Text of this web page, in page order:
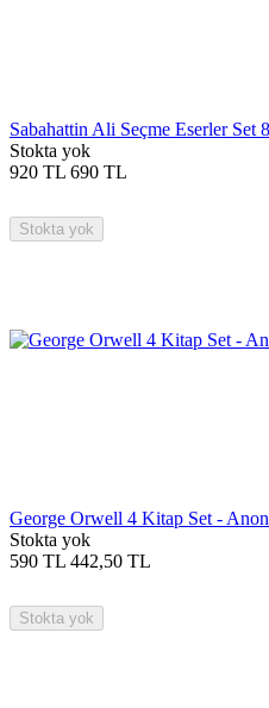
Sabahattin Ali Seçme Eserler Set
Stokta yok
920 TL 690 TL
Stokta yok
George Orwell 4 Kitap Set -
Stokta yok
590 TL 442,50 TL
Stokta yok